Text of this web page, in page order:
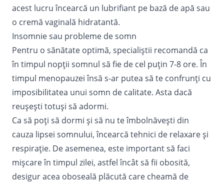
acest lucru încearcă un lubrifiant pe bază de apă sau
o cremă vaginală hidratantă.
Insomnie sau probleme de somn
Pentru o sănătate optimă, specialiștii recomandă ca
în timpul nopții somnul să fie de cel puțin 7-8 ore. În
timpul menopauzei însă s-ar putea să te confrunți cu
imposibilitatea unui somn de calitate. Asta dacă
reușești totuși să adormi.
Ca să poți să dormi și să nu te îmbolnăvești din
cauza lipsei somnului, încearcă tehnici de relaxare și
respirație. De asemenea, este important să faci
mișcare în timpul zilei, astfel încât să fii obosită,
desigur acea oboseală plăcută care cheamă de